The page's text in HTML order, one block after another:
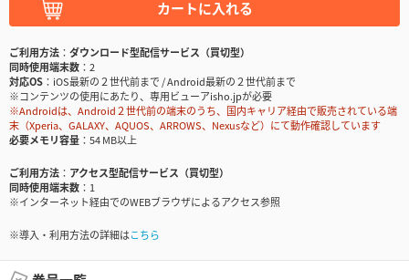
カートに入れる
ご利用方法
ダウンロード型配信サービス（買切型）
同時使用端末数
2
対応OS
iOS最新の２世代前まで / Android最新の２世代前まで
※コンテンツの使用にあたり、専用ビューアisho.jpが必要
※Androidは、Android２世代前の端末のうち、国内キャリア経由で販売されている端
末（Xperia、GALAXY、AQUOS、ARROWS、Nexusなど）にて動作確認しています
必要メモリ容量
54 MB以上
ご利用方法
アクセス型配信サービス（買切型）
同時使用端末数
1
※インターネット経由でのWEBブラウザによるアクセス参照
※導入・利用方法の詳細はこちら